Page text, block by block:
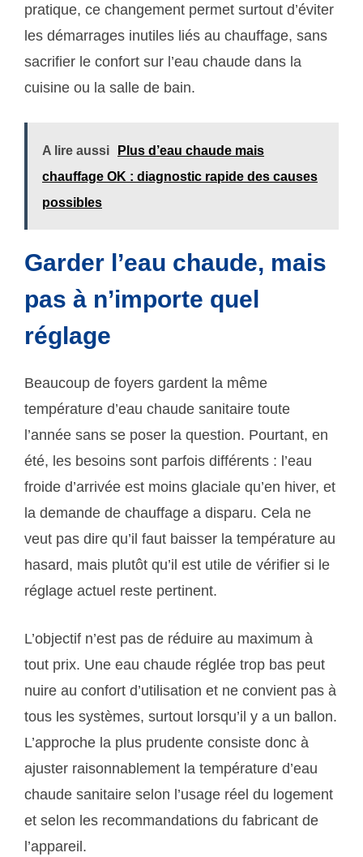
pratique, ce changement permet surtout d’éviter
les démarrages inutiles liés au chauffage, sans
sacrifier le confort sur l’eau chaude dans la
cuisine ou la salle de bain.
A lire aussi
Plus d’eau chaude mais
chauffage OK : diagnostic rapide des causes
possibles
Garder l’eau chaude, mais
pas à n’importe quel
réglage
Beaucoup de foyers gardent la même
température d’eau chaude sanitaire toute
l’année sans se poser la question. Pourtant, en
été, les besoins sont parfois différents : l’eau
froide d’arrivée est moins glaciale qu’en hiver, et
la demande de chauffage a disparu. Cela ne
veut pas dire qu’il faut baisser la température au
hasard, mais plutôt qu’il est utile de vérifier si le
réglage actuel reste pertinent.
L’objectif n’est pas de réduire au maximum à
tout prix. Une eau chaude réglée trop bas peut
nuire au confort d’utilisation et ne convient pas à
tous les systèmes, surtout lorsqu’il y a un ballon.
L’approche la plus prudente consiste donc à
ajuster raisonnablement la température d’eau
chaude sanitaire selon l’usage réel du logement
et selon les recommandations du fabricant de
l’appareil.